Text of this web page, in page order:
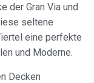
der Gran Via und
seltene
eine perfekte
und Moderne.
Decken